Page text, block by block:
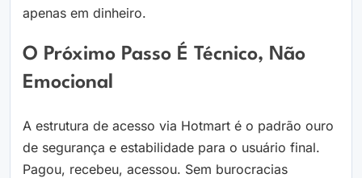
apenas em dinheiro.
O Próximo Passo É Técnico, Não
Emocional
A estrutura de acesso via Hotmart é o padrão ouro
de segurança e estabilidade para o usuário final.
Pagou, recebeu, acessou. Sem burocracias